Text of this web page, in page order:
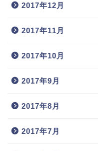
2017年12月
2017年11月
2017年10月
2017年9月
2017年8月
2017年7月